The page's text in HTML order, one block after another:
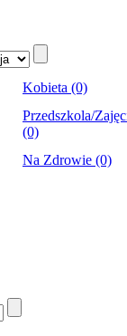
Kobieta (0)
Przedszkola/
(0)
Na Zdrowie (0)